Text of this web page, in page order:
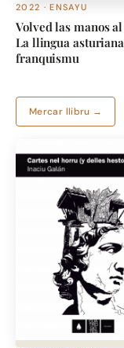
2022 · ENSAYU
Volved las manos
La llingua
franquismu
Mercar llibru →